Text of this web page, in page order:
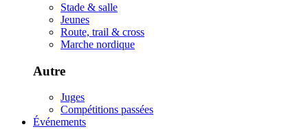
Stade & salle
Jeunes
Route, trail & cross
Marche nordique
Autre
Juges
Compétitions passées
Événements